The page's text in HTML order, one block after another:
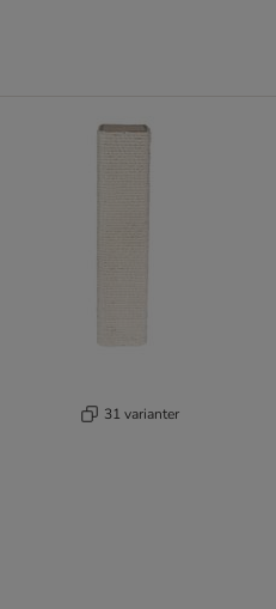
31 varianter